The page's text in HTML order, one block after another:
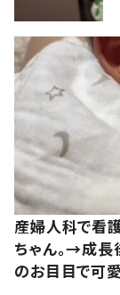
産婦人科で看
ちゃん。→成長
のお目目で可愛